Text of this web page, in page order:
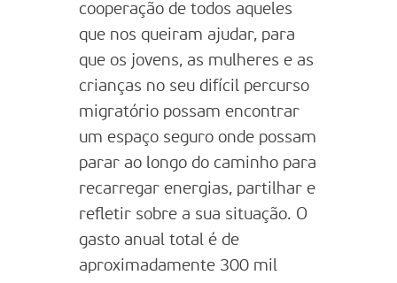
cooperação de todos aqueles
que nos queiram ajudar, para
que os jovens, as mulheres e as
crianças no seu difícil percurso
migratório possam encontrar
um espaço seguro onde possam
parar ao longo do caminho para
recarregar energias, partilhar e
refletir sobre a sua situação. O
gasto anual total é de
aproximadamente 300 mil